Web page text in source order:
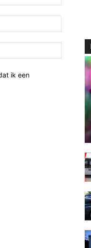
ik een